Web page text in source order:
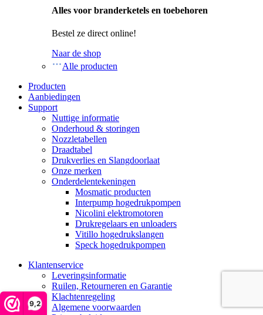
9,2
Alles voor branderketels en toebehoren
Bestel ze direct online!
Naar de shop
Alle producten
Producten
Aanbiedingen
Support
Nuttige informatie
Onderhoud & storingen
Nozzletabellen
Draadtabel
Drukverlies en Slangdoorlaat
Onze merken
Onderdelentekeningen
Mosmatic producten
Interpump hogedrukpompen
Nicolini elektromotoren
Drukregelaars en unloaders
Vitillo hogedrukslangen
Speck hogedrukpompen
Klantenservice
Leveringsinformatie
Ruilen, Retourneren en Garantie
Klachtenregeling
Algemene voorwaarden